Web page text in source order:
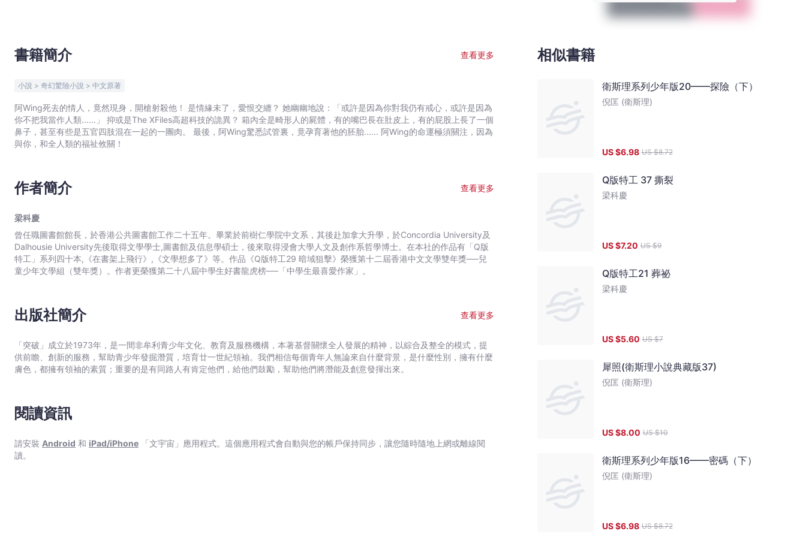
｜
Bookniverse
書籍簡介 查看更多
小說 > 奇幻驚險小說 > 中文原著
阿Wing死去的情人，竟然現身，開槍射殺他！ 是情緣未了，愛恨交纏？ 她幽幽地說：「或許是因為你對我仍有戒心，或許是因為
你不把我當作人類......」 抑或是The XFiles高超科技的詭異？ 箱內全是畸形人的屍體，有的嘴巴長在肚皮上，有的屁股上長了一個
鼻子，甚至有些是五官四肢混在一起的一團肉。 最後，阿Wing驚悉試管裏，竟孕育著他的胚胎...... 阿Wing的命運極須關注，因為
與你，和全人類的福祉攸關！
作者簡介 查看更多
梁科慶
曾任職圖書館館長，於香港公共圖書館工作二十五年。畢業於前樹仁學院中文系，其後赴加拿大升學，於Concordia University及
Dalhousie University先後取得文學學士,圖書館及信息學碩士，後來取得浸會大學人文及創作系哲學博士。在本社的作品有「Q版
特工」系列四十本,《在書架上飛行》,《文學想多了》等。作品《Q版特工29 暗域狙擊》榮獲第十二屆香港中文文學雙年獎──兒
童少年文學組（雙年獎）。作者更榮獲第二十八屆中學生好書龍虎榜──「中學生最喜愛作家」。
出版社簡介 查看更多
「突破」成立於1973年，是一間非牟利青少年文化、教育及服務機構，本著基督關懷全人發展的精神，以綜合及整全的模式，提
供前瞻、創新的服務，幫助青少年發掘潛質，培育廿一世紀領袖。我們相信每個青年人無論來自什麼背景，是什麼性別，擁有什麼
膚色，都擁有領袖的素質；重要的是有同路人有肯定他們，給他們鼓勵，幫助他們將潛能及創意發揮出來。
閱讀資訊
請安裝 Android 和 iPad/iPhone 「文宇宙」應用程式。這個應用程式會自動與您的帳戶保持同步，讓您隨時隨地上網或離線閱
讀。
相似書籍
衛斯理系列少年版20——探險（下）
倪匡 (衛斯理)
US $6.98 US $8.72
Q版特工 37 撕裂
梁科慶
US $7.20 US $9
Q版特工21 葬祕
梁科慶
US $5.60 US $7
犀照(衛斯理小說典藏版37)
倪匡 (衛斯理)
US $8.00 US $10
衛斯理系列少年版16——密碼（下）
倪匡 (衛斯理)
US $6.98 US $8.72